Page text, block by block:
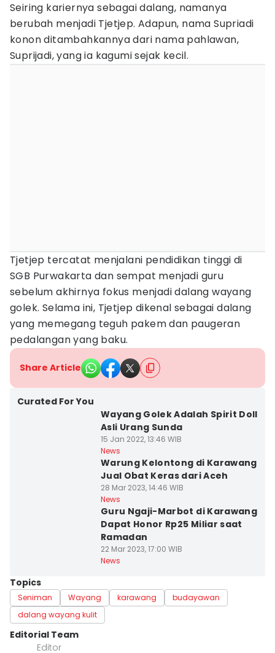
Seiring kariernya sebagai dalang, namanya
berubah menjadi Tjetjep. Adapun, nama Supriadi
konon ditambahkannya dari nama pahlawan,
Suprijadi, yang ia kagumi sejak kecil.
Tjetjep tercatat menjalani pendidikan tinggi di
SGB Purwakarta dan sempat menjadi guru
sebelum akhirnya fokus menjadi dalang wayang
golek. Selama ini, Tjetjep dikenal sebagai dalang
yang memegang teguh pakem dan paugeran
pedalangan yang baku.
Share Article
Curated For You
Wayang Golek Adalah Spirit Doll
Asli Urang Sunda
15 Jan 2022, 13:46 WIB
News
Warung Kelontong di Karawang
Jual Obat Keras dari Aceh
28 Mar 2023, 14:46 WIB
News
Guru Ngaji-Marbot di Karawang
Dapat Honor Rp25 Miliar saat
Ramadan
22 Mar 2023, 17:00 WIB
News
Topics
Seniman Wayang karawang
budayawan
dalang wayang kulit
Editorial Team
Editor